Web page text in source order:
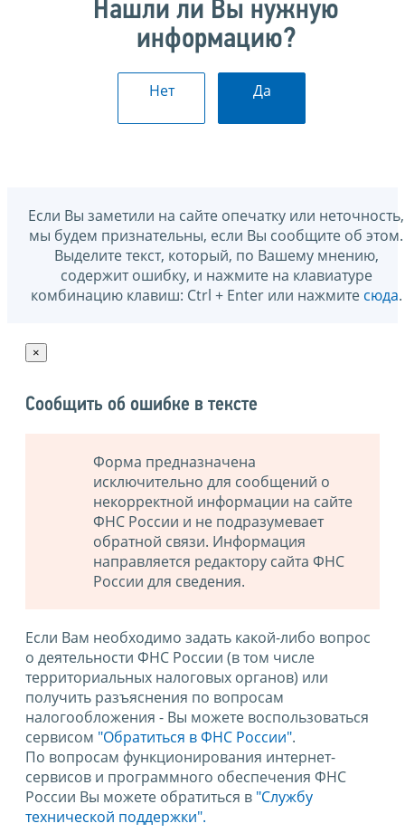
Нашли ли Вы нужную
информацию?
Нет Да
Если Вы заметили на сайте опечатку или неточность,
мы будем признательны, если Вы сообщите об этом.
Выделите текст, который, по Вашему мнению,
содержит ошибку, и нажмите на клавиатуре
комбинацию клавиш: Ctrl + Enter или нажмите сюда.
×
Сообщить об ошибке в тексте
Форма предназначена
исключительно для сообщений о
некорректной информации на сайте
ФНС России и не подразумевает
обратной связи. Информация
направляется редактору сайта ФНС
России для сведения.
Если Вам необходимо задать какой-либо вопрос
о деятельности ФНС России (в том числе
территориальных налоговых органов) или
получить разъяснения по вопросам
налогообложения - Вы можете воспользоваться
сервисом "Обратиться в ФНС России".
По вопросам функционирования интернет-
сервисов и программного обеспечения ФНС
России Вы можете обратиться в "Службу
технической поддержки".